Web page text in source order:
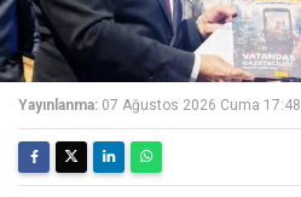
Yayınlanma: 07 Ağustos 2026 Cuma 17:48